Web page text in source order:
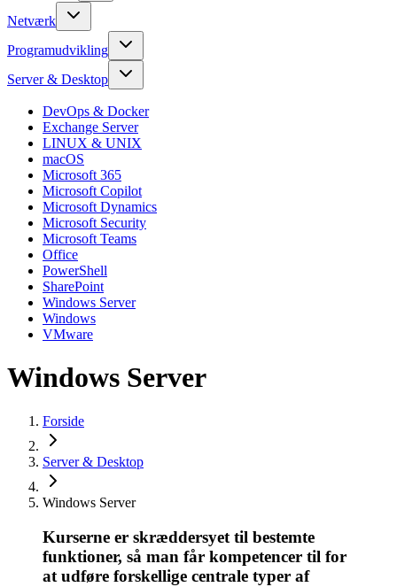
Netværk
Programudvikling
Server & Desktop
DevOps & Docker
Exchange Server
LINUX & UNIX
macOS
Microsoft 365
Microsoft Copilot
Microsoft Dynamics
Microsoft Security
Microsoft Teams
Office
PowerShell
SharePoint
Windows Server
Windows
VMware
Windows Server
Forside
Server & Desktop
Windows Server
Kurserne er skræddersyet til bestemte
funktioner, så man får kompetencer til for
at udføre forskellige centrale typer af